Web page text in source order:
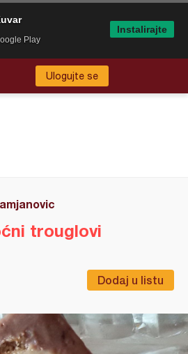
Ulogujte se
Dodaj u listu
trouglovi
Play
Instalirajte